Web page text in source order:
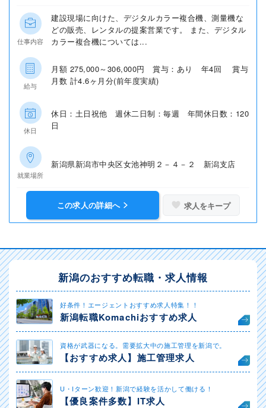
仕事内容
建設現場に向けた、デジタルカラー複合機、測量機な
どの販売、レンタルの提案営業です。 また、デジタル
カラー複合機については...
給与
月額 275,000～306,000円 賞与：あり 年4回 賞与
月数 計4.6ヶ月分(前年度実績)
休日
休日：土日祝他 週休二日制：毎週 年間休日数：120
日
就業場所
新潟県新潟市中央区女池神明２－４－２ 新潟支店
この求人の詳細へ 求人をキープ
新潟のおすすめ転職・求人情報
好条件！エージェントおすすめ求人特集！！
新潟転職Komachiおすすめ求人
資格が武器になる。需要拡大中の施工管理を新潟で。
【おすすめ求人】施工管理求人
U・Iターン歓迎！新潟で経験を活かして働ける！
【優良案件多数】IT求人